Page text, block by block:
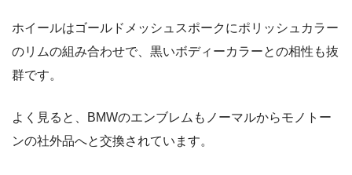
ホイールはゴールドメッシュスポークにポリッシュカラー
のリムの組み合わせで、黒いボディーカラーとの相性も抜
群です。
よく見ると、BMWのエンブレムもノーマルからモノトー
ンの社外品へと交換されています。